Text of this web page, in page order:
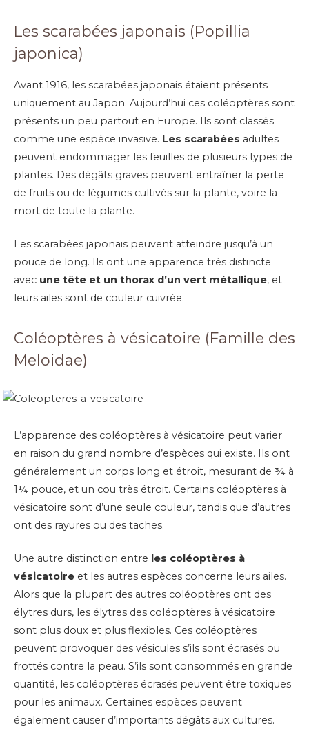
Les scarabées japonais (Popillia
japonica)
Avant 1916, les scarabées japonais étaient présents
uniquement au Japon. Aujourd’hui ces coléoptères sont
présents un peu partout en Europe. Ils sont classés
comme une espèce invasive. Les scarabées adultes
peuvent endommager les feuilles de plusieurs types de
plantes. Des dégâts graves peuvent entraîner la perte
de fruits ou de légumes cultivés sur la plante, voire la
mort de toute la plante.
Les scarabées japonais peuvent atteindre jusqu’à un
pouce de long. Ils ont une apparence très distincte
avec une tête et un thorax d’un vert métallique, et
leurs ailes sont de couleur cuivrée.
Coléoptères à vésicatoire (Famille des
Meloidae)
L’apparence des coléoptères à vésicatoire peut varier
en raison du grand nombre d’espèces qui existe. Ils ont
généralement un corps long et étroit, mesurant de ¾ à
1¼ pouce, et un cou très étroit. Certains coléoptères à
vésicatoire sont d’une seule couleur, tandis que d’autres
ont des rayures ou des taches.
Une autre distinction entre les coléoptères à
vésicatoire et les autres espèces concerne leurs ailes.
Alors que la plupart des autres coléoptères ont des
élytres durs, les élytres des coléoptères à vésicatoire
sont plus doux et plus flexibles. Ces coléoptères
peuvent provoquer des vésicules s’ils sont écrasés ou
frottés contre la peau. S’ils sont consommés en grande
quantité, les coléoptères écrasés peuvent être toxiques
pour les animaux. Certaines espèces peuvent
également causer d’importants dégâts aux cultures.